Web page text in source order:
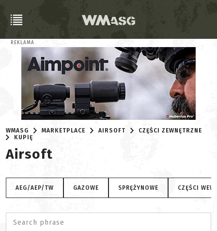
REKLAMA
WMASG MARKETPLACE AIRSOFT
CZĘŚCI ZEWNĘTRZNE
KUPIĘ
Airsoft
AEG/AEP/TW GAZOWE SPRĘŻYNOWE CZĘŚCI
Search phrase